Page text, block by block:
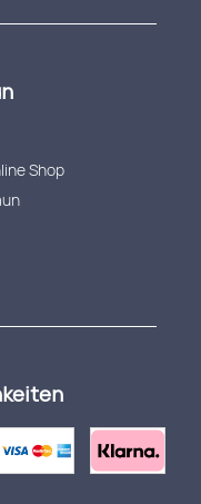
Shop